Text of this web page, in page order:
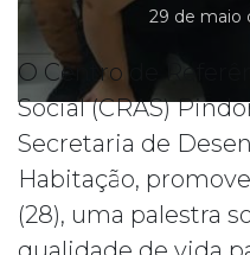
29 de maio
O Centro de
Social (CRAS)
Secretaria de
Habitação,
(28), uma palestra